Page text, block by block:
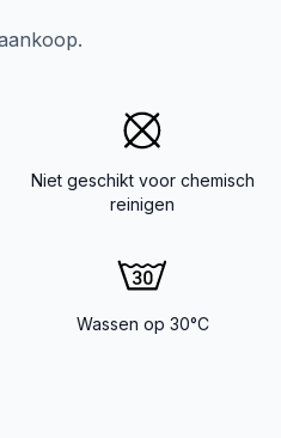
Niet geschikt voor chemisch
reinigen
Wassen op 30°C